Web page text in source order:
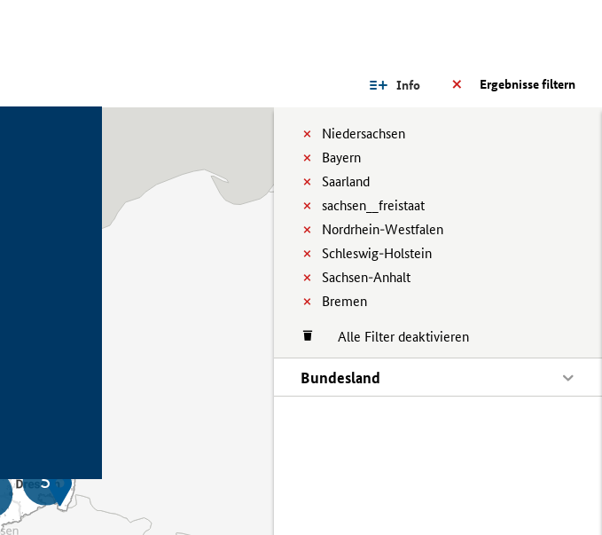
Ergebnisse filtern
Info
Niedersachsen
Bayern
Saarland
sachsen__freistaat
Nordrhein-Westfalen
Schleswig-Holstein
Sachsen-Anhalt
Bremen
Alle Filter deaktivieren
Bundesland